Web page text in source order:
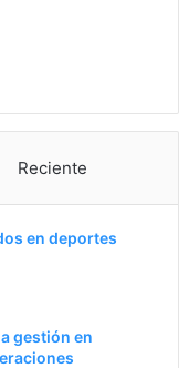
Reciente
en deportes
gestión en